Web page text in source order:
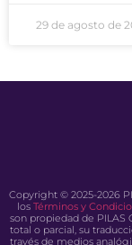
29 de agosto de
Copyright © 2025-2026
los Términos y
son propiedad de PILAS
total o parcial, su
través de medios